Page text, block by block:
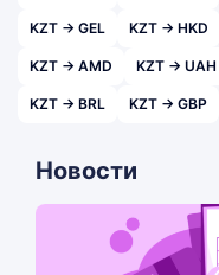
KZT → GEL KZT → HKD
KZT → AMD KZT → UAH
KZT → BRL KZT → GBP
Новости